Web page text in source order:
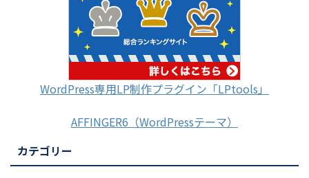
WordPress専用LP制作プラグイン「LPtools」
AFFINGER6（WordPressテーマ）
カテゴリー